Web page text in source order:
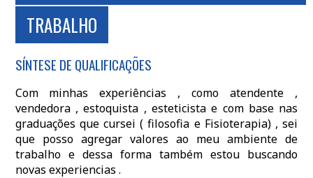
TRABALHO
SÍNTESE DE QUALIFICAÇÕES
Com minhas experiências , como atendente ,
vendedora , estoquista , esteticista e com base nas
graduações que cursei ( filosofia e Fisioterapia) , sei
que posso agregar valores ao meu ambiente de
trabalho e dessa forma também estou buscando
novas experiencias .